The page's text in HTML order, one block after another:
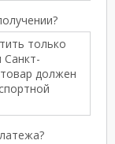
только
Санкт-
должен